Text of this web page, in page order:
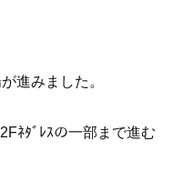
進みました。
ﾈﾀﾞﾚｽの一部まで進む